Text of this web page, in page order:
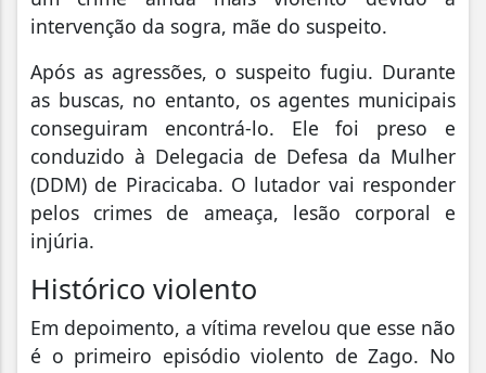
intervenção da sogra, mãe do suspeito.
Após as agressões, o suspeito fugiu. Durante
as buscas, no entanto, os agentes municipais
conseguiram encontrá-lo. Ele foi preso e
conduzido à Delegacia de Defesa da Mulher
(DDM) de Piracicaba. O lutador vai responder
pelos crimes de ameaça, lesão corporal e
injúria.
Histórico violento
Em depoimento, a vítima revelou que esse não
é o primeiro episódio violento de Zago. No